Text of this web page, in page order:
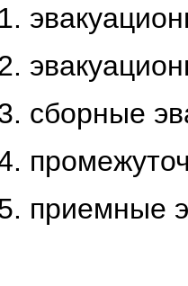
сборные
приемные